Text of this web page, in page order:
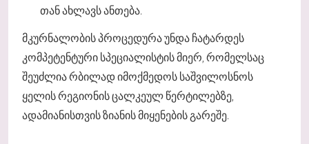
თან ახლავს ანთება.
მკურნალობის პროცედურა უნდა ჩატარდეს
კომპეტენტური სპეციალისტის მიერ, რომელსაც
შეუძლია რბილად იმოქმედოს საშვილოსნოს
ყელის რეგიონის ცალკეულ წერტილებზე,
ადამიანისთვის ზიანის მიყენების გარეშე.